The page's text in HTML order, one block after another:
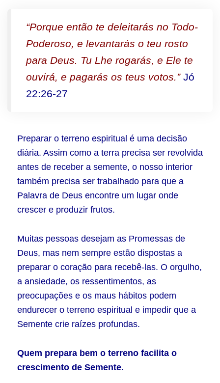
para
Semente
“Porque então te deleitarás no Todo-
Poderoso, e levantarás o teu rosto
para Deus. Tu Lhe rogarás, e Ele te
ouvirá, e pagarás os teus votos.”Jó
22:26-27
Preparar o terreno espiritual é uma decisão
diária. Assim como a terra precisa ser revolvida
antes de receber a semente, o nosso interior
também precisa ser trabalhado para que a
Palavra de Deus encontre um lugar onde
crescer e produzir frutos.
Muitas pessoas desejam as Promessas de
Deus, mas nem sempre estão dispostas a
preparar o coração para recebê-las. O orgulho,
a ansiedade, os ressentimentos, as
preocupações e os maus hábitos podem
endurecer o terreno espiritual e impedir que a
Semente crie raízes profundas.
Quem prepara bem o terreno facilita o
crescimento de Semente.